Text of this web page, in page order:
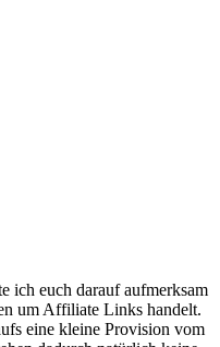
ich euch darauf aufmerksam
um Affiliate Links handelt.
eine kleine Provision vom